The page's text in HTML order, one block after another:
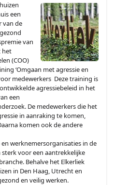
een
van de
van
het
(COO)
‘Omgaan met agressie en
medewerkers Deze training is
agressiebeleid in het
een
De medewerkers die het
in aanraking te komen,
komen ook de andere
werknemersorganisaties in de
voor een aantrekkelijke
Behalve het Elkerliek
in Den Haag, Utrecht en
en veilig werken.